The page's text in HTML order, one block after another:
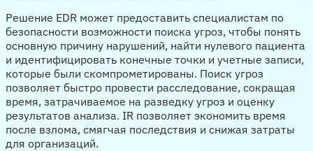
Решение EDR может предоставить специалистам по
безопасности возможности поиска угроз, чтобы понять
основную причину нарушений, найти нулевого пациента
и идентифицировать конечные точки и учетные записи,
которые были скомпрометированы. Поиск угроз
позволяет быстро провести расследование, сокращая
время, затрачиваемое на разведку угроз и оценку
результатов анализа. IR позволяет экономить время
после взлома, смягчая последствия и снижая затраты
для организаций.